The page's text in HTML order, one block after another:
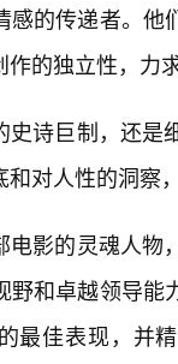
感的传递者。
的独立性，力
史诗巨制，还是
对人性的洞察
电影的灵魂人物
野和卓越领导
最佳表现，并